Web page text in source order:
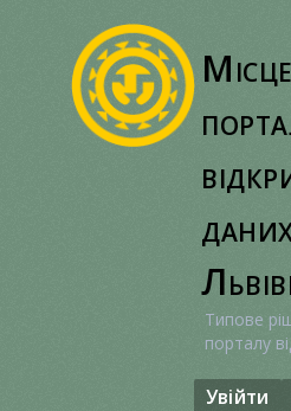
Типове
порталу
Увійти